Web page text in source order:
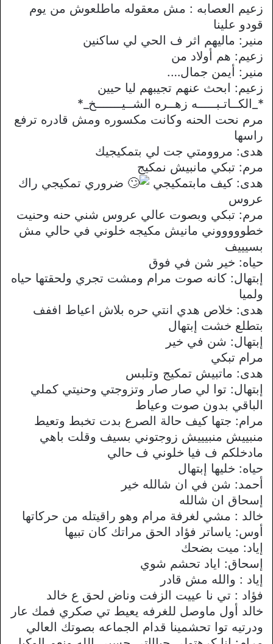
زعيم العصابه : مش معقوله ماطلعوش من يوم
قودو علينا
منير: ماليهم اثر ف الحي لي ساكنين
زعيم: هم أولاد من
منير: أيمن جمال….
زعيم: ابحث عنهم تجيبهم ليا حيين
*_الكــاتـبـــــه زهــره الشــيـــــــخ_*
مرم نحت الحنه وكانت مكسوره ومش قادره ترفع
راسها
هدى: مروومتي جت لي بتمكيجيك
مرم: تبكي مانبيش نمكيج
هدى: كيف مابتمكيجي
ضروري تمكيجي راك
عروس
مرم: تبكي وبصوت عالي عروس شني حنه وحنيت
خطوووووني مانيش مكيجه خلوني في حالي مش
بسيييف
حياه: خير شن في فوق
إبتهال: كانه صوت مرام ومشت تجري ولحقتها حياه
ولميا
هدى: خلاص هدي انتي حره بلاش اعياط اففف
بتطلع خشت إبتهال
إبتهال: شن في خير
مرام تبكي
هدى: ماتبيش تمكيج وتلبس
إبتهال: توا لي صار صار وتزوجتي وحنيتي كملي
الباقي بدون صوت وعياط
مرام: جتها كيف حالة الصرع بدت تخبط وتعيط
منبييش منبيييش زوجتوني بسيف وقلت باهي
مادخلكم ف فيا خلوني ف حالي
حياه: خليها إبتهال
أحمد: شن في ان شالله خير
إسحاق ان شالله
خالد : مشي لغرفة مرام وهو راقيتله من حركاتها
أوس: ياساتر فؤاد الحق مراتك كان تبيها
إياد: ميت بضحك
إسحاق: اياد تحشم شوي
إياد : والله مش قادر
فؤاد : تي نا عييت الزفت وناض لحق ع خالد
خالد أول ماوصل للغرفه يعيط تي صكري فمك عار
ودرتيه توا تحشمينا قدام الجماعه بصوتك العالي